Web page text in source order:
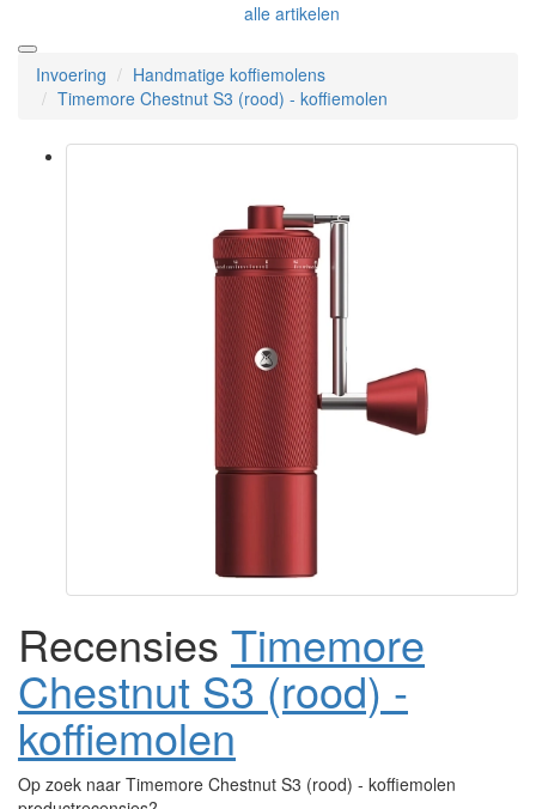
alle artikelen
Invoering
Handmatige koffiemolens
Timemore Chestnut S3 (rood) - koffiemolen
Recensies Timemore
Chestnut S3 (rood) -
koffiemolen
Op zoek naar Timemore Chestnut S3 (rood) - koffiemolen